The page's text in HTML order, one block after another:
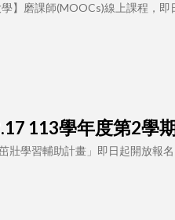
學】磨課師(MOOCs)線上課程，
113學年度第2學
茁壯學習輔助計畫」即日起開放報